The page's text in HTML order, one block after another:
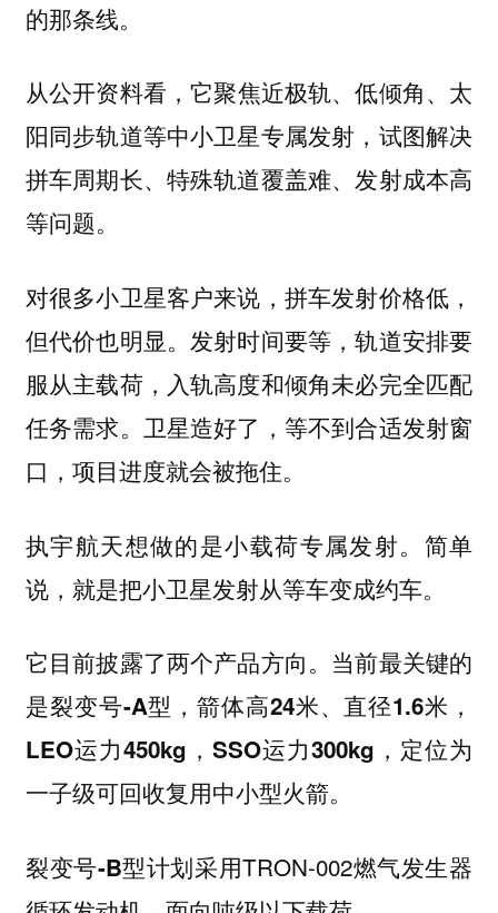
的那条线。
从公开资料看，它聚焦近极轨、低倾角、太
阳同步轨道等中小卫星专属发射，试图解决
拼车周期长、特殊轨道覆盖难、发射成本高
等问题。
对很多小卫星客户来说，拼车发射价格低，
但代价也明显。发射时间要等，轨道安排要
服从主载荷，入轨高度和倾角未必完全匹配
任务需求。卫星造好了，等不到合适发射窗
口，项目进度就会被拖住。
执宇航天想做的是小载荷专属发射。简单
说，就是把小卫星发射从等车变成约车。
它目前披露了两个产品方向。当前最关键的
是裂变号-A型，箭体高24米、直径1.6米，
LEO运力450kg，SSO运力300kg，定位为
一子级可回收复用中小型火箭。
裂变号-B型计划采用TRON-002燃气发生器